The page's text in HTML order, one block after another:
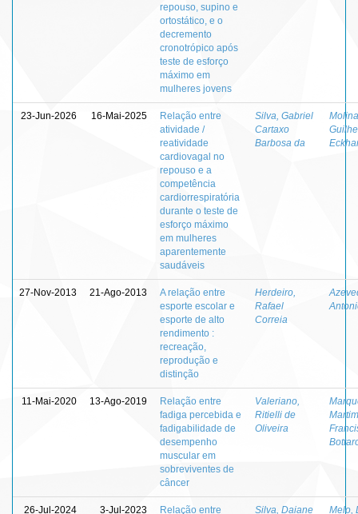
repouso, supino e
ortostático, e o
decremento
cronotrópico após
teste de esforço
máximo em
mulheres jovens
23-Jun-2026 16-Mai-2025
Relação entre
atividade /
reatividade
cardiovagal no
repouso e a
competência
cardiorrespiratória
durante o teste de
esforço máximo
em mulheres
aparentemente
saudáveis
Silva, Gabriel
Cartaxo
Barbosa da
27-Nov-2013 21-Ago-2013
A relação entre
esporte escolar e
esporte de alto
rendimento :
recreação,
reprodução e
distinção
Herdeiro,
Rafael
Correia
11-Mai-2020 13-Ago-2019
Relação entre
fadiga percebida e
fadigabilidade de
desempenho
muscular em
sobreviventes de
câncer
Valeriano,
Ritielli de
Oliveira
Martim
26-Jul-2024 3-Jul-2023 Relação entre Silva, Daiane Melo,